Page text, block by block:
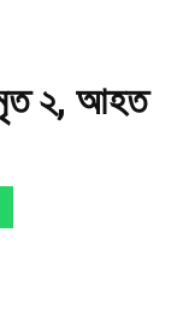
মৃত ২, আহত